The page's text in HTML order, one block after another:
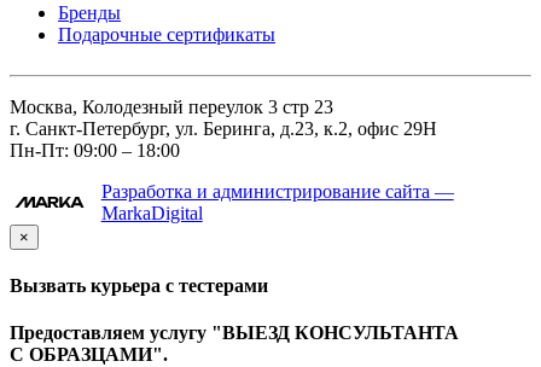
Бренды
Подарочные сертификаты
Москва, Колодезный переулок 3 стр 23
г. Санкт-Петербург, ул. Беринга, д.23, к.2, офис 29Н
Пн-Пт: 09:00 – 18:00
Разработка и администрирование сайта —
MarkaDigital
×
Вызвать курьера с тестерами
Предоставляем услугу "ВЫЕЗД КОНСУЛЬТАНТА
С ОБРАЗЦАМИ".